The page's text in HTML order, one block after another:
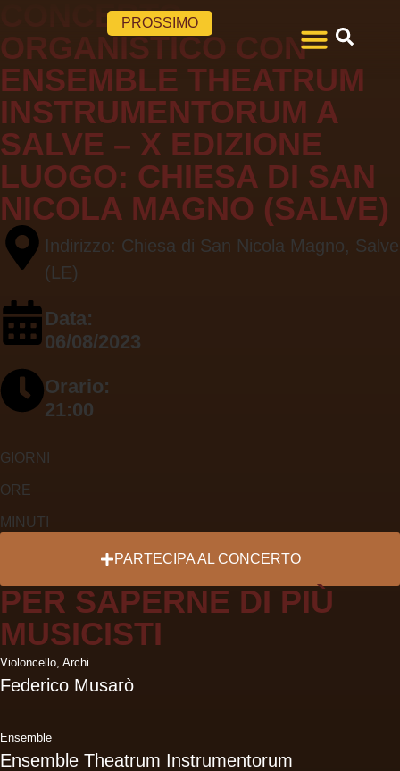
PROSSIMO
CONCERTO
ORGANISTICO CON
ENSEMBLE THEATRUM
INSTRUMENTORUM A
SALVE – X EDIZIONE
LUOGO: CHIESA DI SAN
NICOLA MAGNO (SALVE)
Indirizzo: Chiesa di San Nicola Magno, Salve
(LE)
Data:
06/08/2023
Orario:
21:00
GIORNI
ORE
MINUTI
PARTECIPAAL CONCERTO
PER SAPERNE DI PIÙ
MUSICISTI
Violoncello, Archi
Federico Musarò
Ensemble
Ensemble Theatrum Instrumentorum